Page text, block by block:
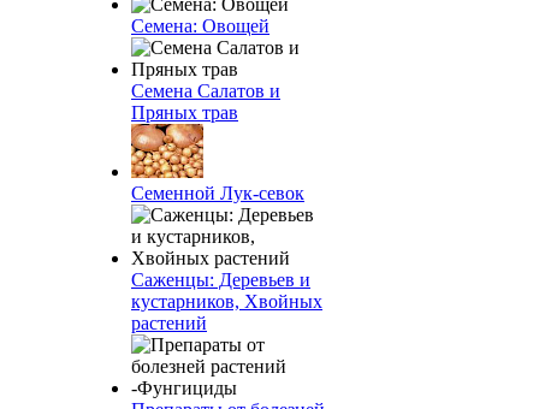
Семена: Овощей
Семена Салатов и
Пряных трав
Семенной Лук-севок
Саженцы: Деревьев и
кустарников, Хвойных
растений